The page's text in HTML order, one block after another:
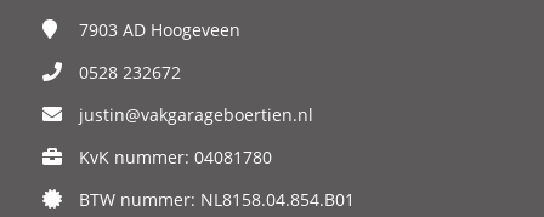
7903 AD Hoogeveen
0528 232672
justin@vakgarageboertien.nl
KvK nummer: 04081780
BTW nummer: NL8158.04.854.B01